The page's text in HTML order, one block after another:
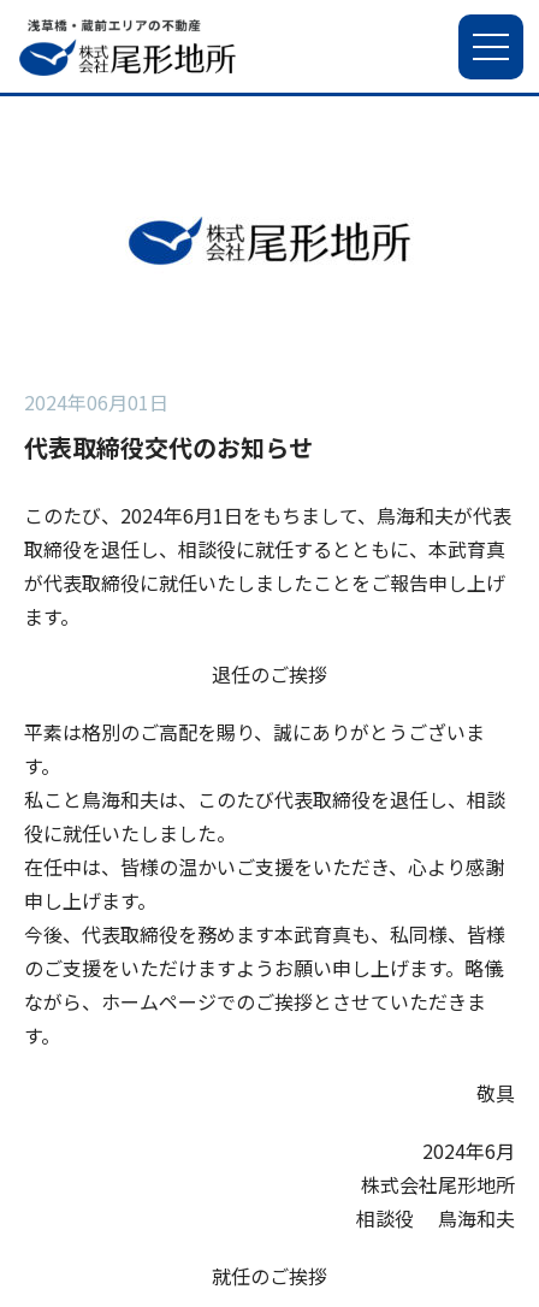
2024年06月01日
代表取締役交代のお知らせ
このたび、2024年6月1日をもちまして、鳥海和夫が代表
取締役を退任し、相談役に就任するとともに、本武育真
が代表取締役に就任いたしましたことをご報告申し上げ
ます。
退任のご挨拶
平素は格別のご高配を賜り、誠にありがとうございま
す。
私こと鳥海和夫は、このたび代表取締役を退任し、相談
役に就任いたしました。
在任中は、皆様の温かいご支援をいただき、心より感謝
申し上げます。
今後、代表取締役を務めます本武育真も、私同様、皆様
のご支援をいただけますようお願い申し上げます。略儀
ながら、ホームページでのご挨拶とさせていただきま
す。
敬具
2024年6月
株式会社尾形地所
相談役 鳥海和夫
就任のご挨拶